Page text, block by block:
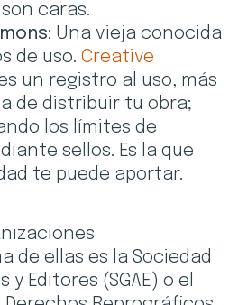
caras.
: Una vieja conocida
de uso. Creative
un registro al uso, más
de distribuir tu obra;
los límites de
sellos. Es la que
te puede aportar.
de ellas es la Sociedad
y Editores (SGAE) o el